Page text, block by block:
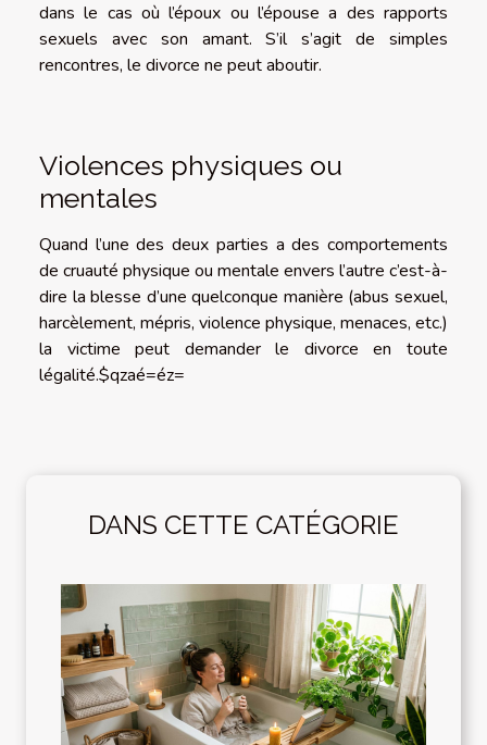
dans le cas où l’époux ou l’épouse a des rapports
sexuels avec son amant. S’il s’agit de simples
rencontres, le divorce ne peut aboutir.
Violences physiques ou
mentales
Quand l’une des deux parties a des comportements
de cruauté physique ou mentale envers l’autre c’est-à-
dire la blesse d’une quelconque manière (abus sexuel,
harcèlement, mépris, violence physique, menaces, etc.)
la victime peut demander le divorce en toute
légalité.$qzaé=éz=
DANS CETTE CATÉGORIE